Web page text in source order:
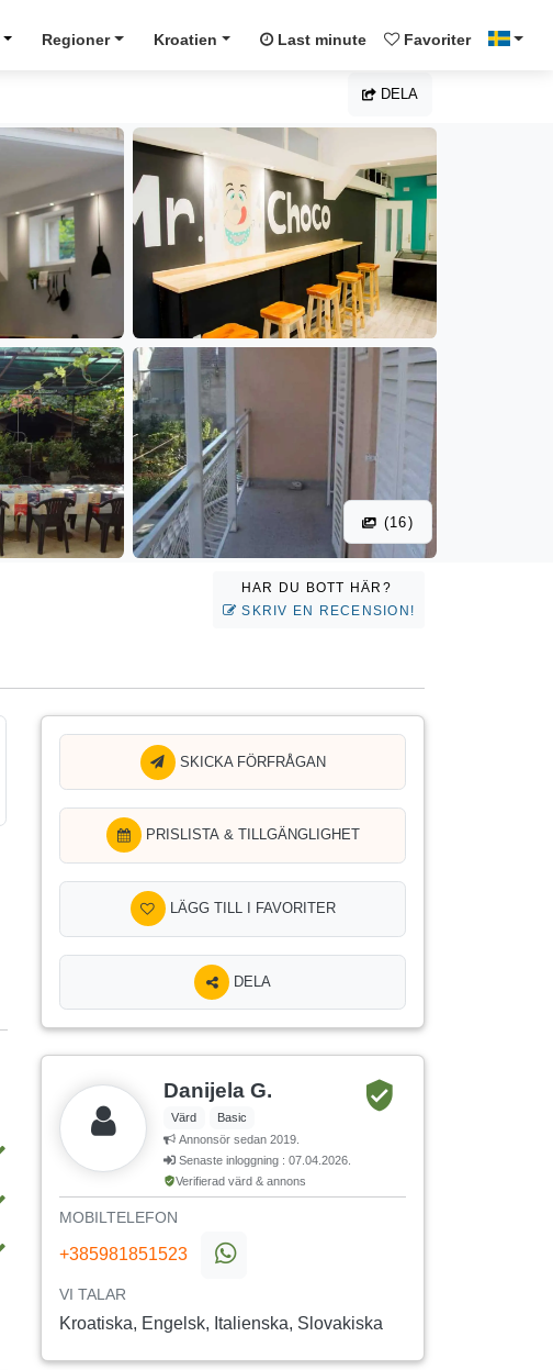
Regioner Kroatien Last minute Favoriter
DELA
(16)
HAR DU BOTT HÄR?
SKRIV EN RECENSION!
SKICKA FÖRFRÅGAN
PRISLISTA & TILLGÄNGLIGHET
LÄGG TILL I FAVORITER
DELA
Danijela G.
Värd
Basic
Annonsör sedan 2019.
Senaste inloggning : 07.04.2026.
Verifierad värd & annons
MOBILTELEFON
+385981851523
VI TALAR
Kroatiska, Engelsk, Italienska, Slovakiska